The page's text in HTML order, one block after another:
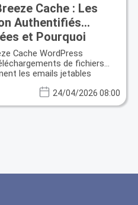
Cache : Les
Authentifiés
et Pourquoi
Cache WordPress
de fichiers
les emails jetables
24/04/2026 08:00